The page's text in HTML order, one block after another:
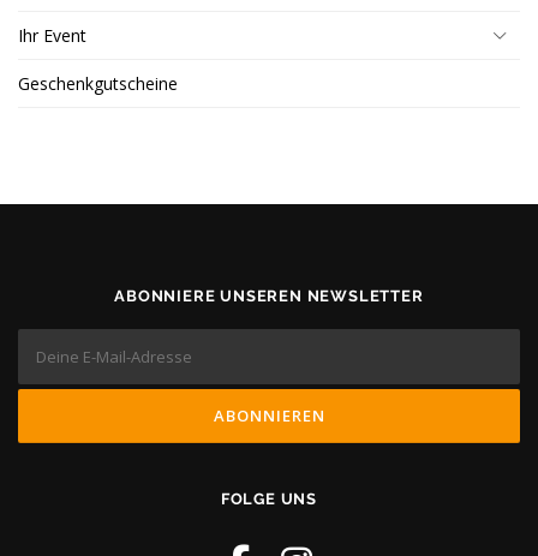
Ihr Event
Geschenkgutscheine
ABONNIERE UNSEREN NEWSLETTER
FOLGE UNS